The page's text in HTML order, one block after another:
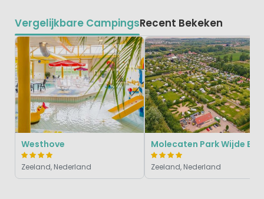
Vergelijkbare CampingsRecent Bekeken
Westhove
Zeeland, Nederland
Molecaten Park Wijde
Zeeland, Nederland